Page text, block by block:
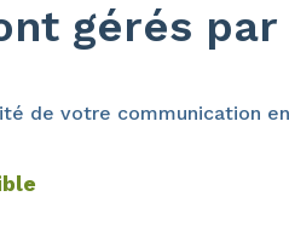
gérés par
de votre communication